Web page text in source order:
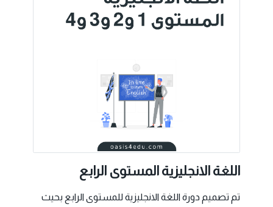
اللغة الانجليزية المستوى الرابع
تم تصميم دورة اللغة الانجليزية للمستوى الرابع بحيث